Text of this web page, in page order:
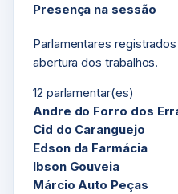
Presença na sessão
Parlamentares
abertura dos trabalhos.
12 parlamentar(es)
Andre do Forro dos
Cid do Caranguejo
Edson da Farmácia
Ibson Gouveia
Márcio Auto Peças